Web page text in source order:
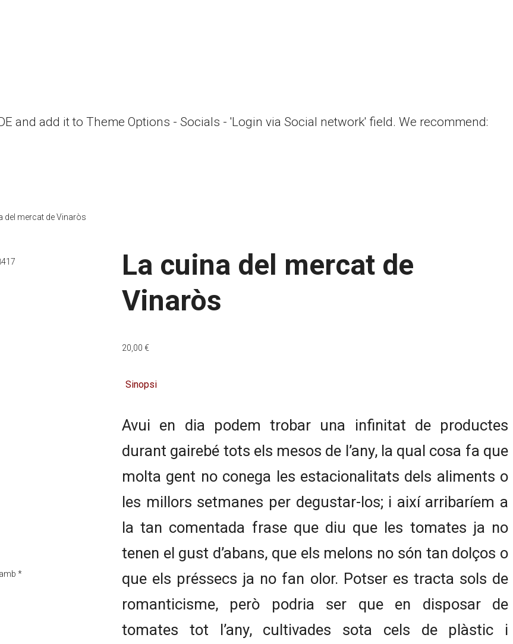
and add it to Theme Options - Socials - 'Login via Social network' field. We recommend:
del mercat de Vinaròs
*
La cuina del mercat de
Vinaròs
20,00 €
Sinopsi
Avui en dia podem trobar una infinitat de productes
durant gairebé tots els mesos de l’any, la qual cosa fa que
molta gent no conega les estacionalitats dels aliments o
les millors setmanes per degustar-los; i així arribaríem a
la tan comentada frase que diu que les tomates ja no
tenen el gust d’abans, que els melons no són tan dolços o
que els préssecs ja no fan olor. Potser es tracta sols de
romanticisme, però podria ser que en disposar de
tomates tot l’any, cultivades sota cels de plàstic i